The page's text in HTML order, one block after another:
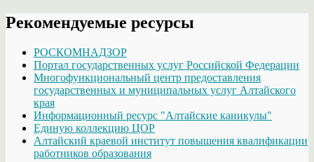
Рекомендуемые ресурсы
РОСКОМНАДЗОР
Портал государственных услуг Российской Федерации
Многофункциональный центр предоставления
государственных и муниципальных услуг Алтайского
края
Информационный ресурс "Алтайские каникулы"
Единую коллекцию ЦОР
Алтайский краевой институт повышения квалификации
работников образования